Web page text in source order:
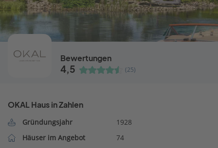
Bewertungen
4,5 (25)
OKAL Haus in Zahlen
Gründungsjahr
1928
Häuser im Angebot
74